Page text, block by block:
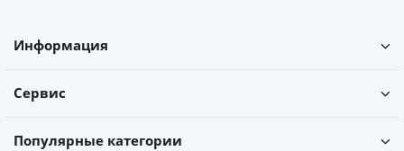
Информация
Сервис
Популярные категории